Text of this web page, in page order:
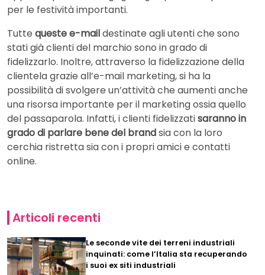
per le festività importanti.
Tutte queste e-maildestinate agli utenti che sono
stati già clienti del marchio sono in grado di
fidelizzarlo. Inoltre, attraverso la fidelizzazione della
clientela grazie all’e-mail marketing, si ha la
possibilità di svolgere un’attività che aumenti anche
una risorsa importante per il marketing ossia quello
del passaparola. Infatti, i clienti fidelizzatisaranno in
grado di parlare bene del brandsia con la loro
cerchia ristretta sia con i propri amici e contatti
online.
Articoli recenti
Le seconde vite dei terreni industriali
inquinati: come l’Italia sta recuperando
i suoi ex siti industriali